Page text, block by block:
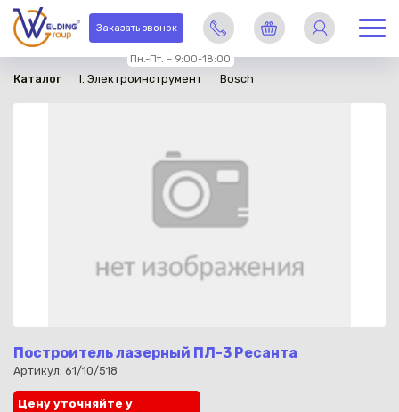
Заказать звонок
Пн.-Пт. – 9:00-18:00
Каталог I. Электроинструмент Bosch
Построитель лазерный ПЛ-3 Ресанта
Артикул: 61/10/518
в наличии
Цену уточняйте у